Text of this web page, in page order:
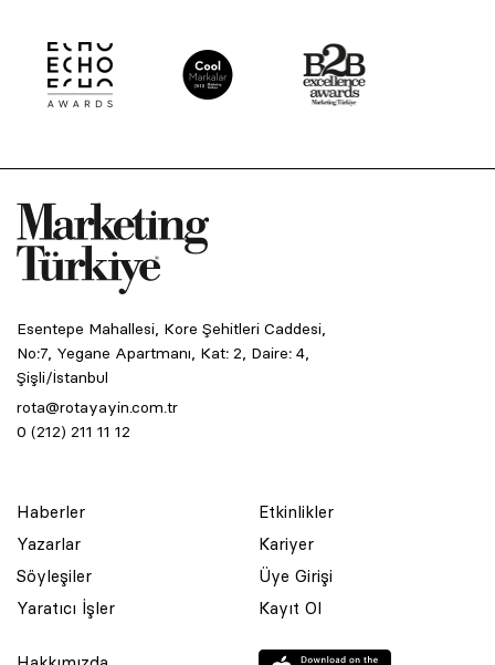
Esentepe Mahallesi, Kore Şehitleri Caddesi,
No:7, Yegane Apartmanı, Kat: 2, Daire: 4,
Şişli/İstanbul
rota@rotayayin.com.tr
0 (212) 211 11 12
Haberler
Yazarlar
Söyleşiler
Yaratıcı İşler
Etkinlikler
Kariyer
Üye Girişi
Kayıt Ol